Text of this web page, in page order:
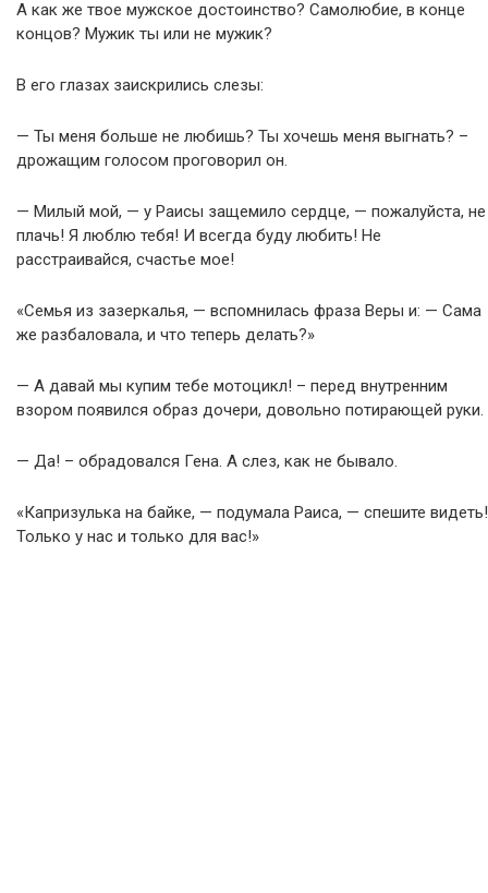
А как же твое мужское достоинство? Самолюбие, в конце
концов? Мужик ты или не мужик?
В его глазах заискрились слезы:
— Ты меня больше не любишь? Ты хочешь меня выгнать? –
дрожащим голосом проговорил он.
— Милый мой, — у Раисы защемило сердце, — пожалуйста, не
плачь! Я люблю тебя! И всегда буду любить! Не
расстраивайся, счастье мое!
«Семья из зазеркалья, — вспомнилась фраза Веры и: — Сама
же разбаловала, и что теперь делать?»
— А давай мы купим тебе мотоцикл! – перед внутренним
взором появился образ дочери, довольно потирающей руки.
— Да! – обрадовался Гена. А слез, как не бывало.
«Капризулька на байке, — подумала Раиса, — спешите видеть!
Только у нас и только для вас!»